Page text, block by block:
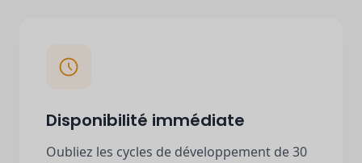
Disponibilité immédiate
Oubliez les cycles de développement de 30